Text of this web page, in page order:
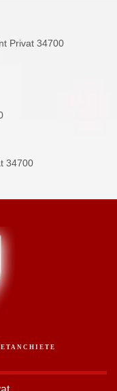
Privat 34700
34700